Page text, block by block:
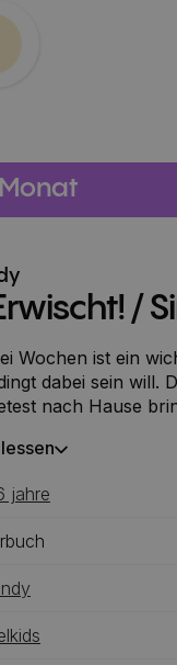
/
Wochen ist ein
dabei sein will.
nach Hause
Mathetest eine
‎‎ jahre